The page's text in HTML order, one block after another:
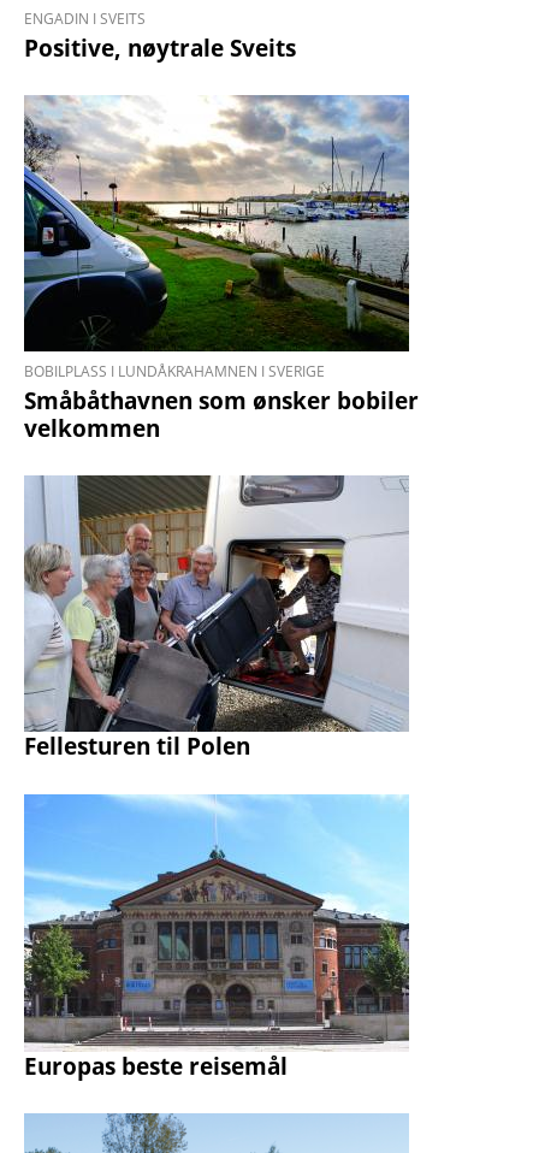
ENGADIN I SVEITS
Positive, nøytrale Sveits
BOBILPLASS I LUNDÅKRAHAMNEN I SVERIGE
Småbåthavnen som ønsker bobiler
velkommen
Fellesturen til Polen
Europas beste reisemål